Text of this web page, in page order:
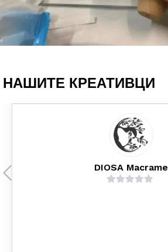
НАШИТЕ КРЕАТИВЦИ
DIOSA Macrame